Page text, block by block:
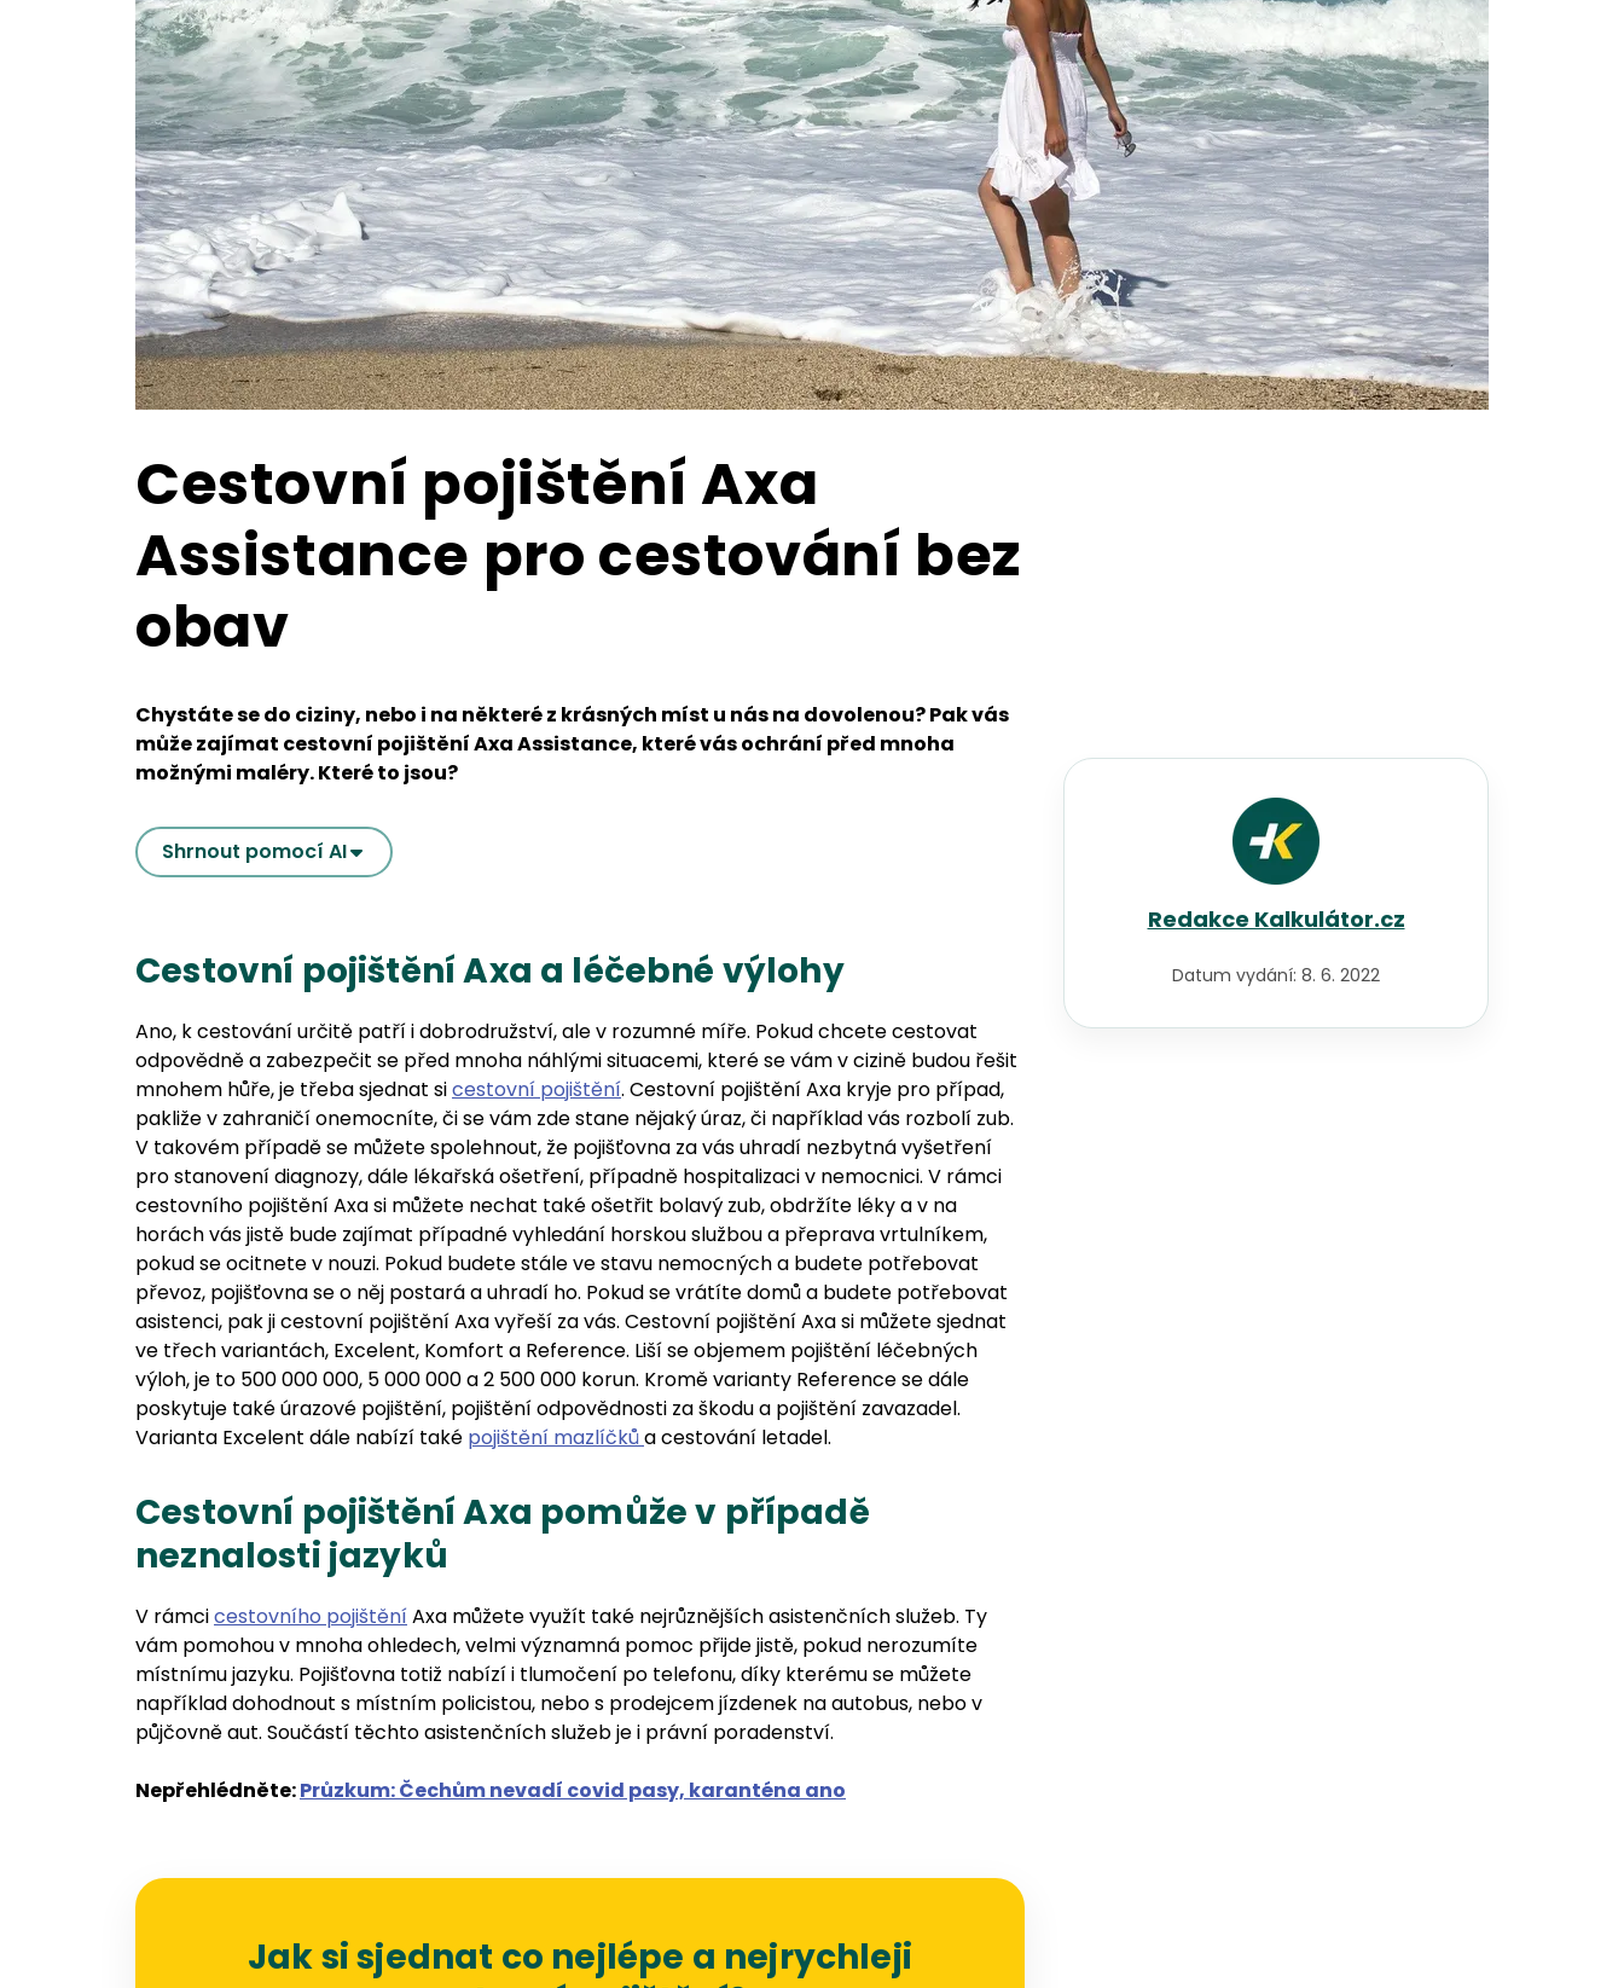
Cestovní pojištění Axa
Assistance pro cestování bez
obav
Chystáte se do ciziny, nebo i na některé z krásných míst u nás na dovolenou? Pak vás
může zajímat cestovní pojištění Axa Assistance, které vás ochrání před mnoha
možnými maléry. Které to jsou?
Shrnout pomocí AI
Cestovní pojištění Axa a léčebné výlohy
Ano, k cestování určitě patří i dobrodružství, ale v rozumné míře. Pokud chcete cestovat
odpovědně a zabezpečit se před mnoha náhlými situacemi, které se vám v cizině budou řešit
mnohem hůře, je třeba sjednat sicestovní pojištění. Cestovní pojištění Axa kryje pro případ,
pakliže v zahraničí onemocníte, či se vám zde stane nějaký úraz, či například vás rozbolí zub.
V takovém případě se můžete spolehnout, že pojišťovna za vás uhradí nezbytná vyšetření
pro stanovení diagnozy, dále lékařská ošetření, případně hospitalizaci v nemocnici. V rámci
cestovního pojištění Axa si můžete nechat také ošetřit bolavý zub, obdržíte léky a v na
horách vás jistě bude zajímat případné vyhledání horskou službou a přeprava vrtulníkem,
pokud se ocitnete v nouzi. Pokud budete stále ve stavu nemocných a budete potřebovat
převoz, pojišťovna se o něj postará a uhradí ho. Pokud se vrátíte domů a budete potřebovat
asistenci, pak ji cestovní pojištění Axa vyřeší za vás. Cestovní pojištění Axa si můžete sjednat
ve třech variantách, Excelent, Komfort a Reference. Liší se objemem pojištění léčebných
výloh, je to 500 000 000, 5 000 000 a 2 500 000 korun. Kromě varianty Reference se dále
poskytuje také úrazové pojištění, pojištění odpovědnosti za škodu a pojištění zavazadel.
Varianta Excelent dále nabízí také pojištění mazlíčkůa cestování letadel.
Cestovní pojištění Axa pomůže v případě
neznalosti jazyků
V rámcicestovního pojištěníAxa můžete využít také nejrůznějších asistenčních služeb. Ty
vám pomohou v mnoha ohledech, velmi významná pomoc přijde jistě, pokud nerozumíte
místnímu jazyku. Pojišťovna totiž nabízí i tlumočení po telefonu, díky kterému se můžete
například dohodnout s místním policistou, nebo s prodejcem jízdenek na autobus, nebo v
půjčovně aut. Součástí těchto asistenčních služeb je i právní poradenství.
Nepřehlédněte:Průzkum: Čechům nevadí covid pasy, karanténa ano
Jak si sjednat co nejlépe a nejrychleji
Redakce Kalkulátor.cz
Datum vydání: 8. 6. 2022